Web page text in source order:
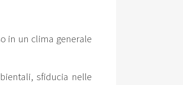
in un clima generale
sfiducia nelle